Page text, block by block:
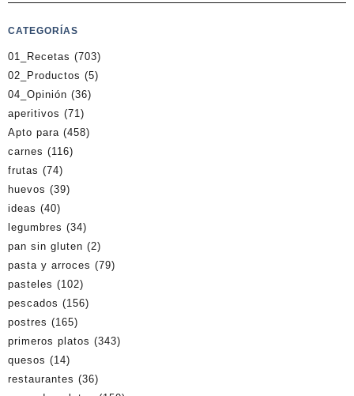
CATEGORÍAS
01_Recetas (703)
02_Productos (5)
04_Opinión (36)
aperitivos (71)
Apto para (458)
carnes (116)
frutas (74)
huevos (39)
ideas (40)
legumbres (34)
pan sin gluten (2)
pasta y arroces (79)
pasteles (102)
pescados (156)
postres (165)
primeros platos (343)
quesos (14)
restaurantes (36)